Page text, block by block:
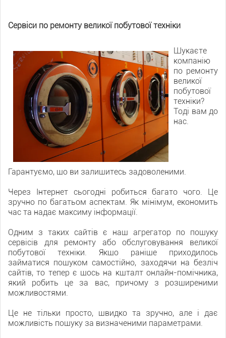
Сервіси по ремонту великої побутової техніки
Шукаєте
компанію
по ремонту
великої
побутової
техніки?
Тоді вам до
нас.
Гарантуємо, що ви залишитесь задоволеними.
Через Інтернет сьогодні робиться багато чого. Це
зручно по багатьом аспектам. Як мінімум, економить
час та надає максиму інформації.
Одним з таких сайтів є наш агрегатор по пошуку
сервісів для ремонту або обслуговування великої
побутової техніки. Якщо раніше приходилось
займатися пошуком самостійно, заходячи на безліч
сайтів, то тепер є щось на кшталт онлайн-помічника,
який робить це за вас, причому з розширеними
можливостями.
Це не тільки просто, швидко та зручно, але і дає
можливість пошуку за визначеними параметрами.